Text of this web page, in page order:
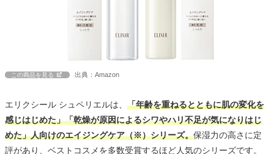
この商品を見る 出典：Amazon
エリクシール シュペリエルは、 「年齢を重ねるとともに肌の変化を
感じはじめた」「乾燥が原因によるシワやハリ不足が気になりはじ
めた」人向けのエイジングケア（※）シリーズ。保湿力の高さに定
評があり、ベストコスメを多数受賞するほど人気のシリーズです。